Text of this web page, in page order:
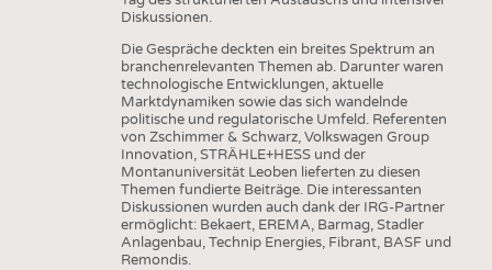
Diskussionen.
Die Gespräche deckten ein breites Spektrum an
branchenrelevanten Themen ab. Darunter waren
technologische Entwicklungen, aktuelle
Marktdynamiken sowie das sich wandelnde
politische und regulatorische Umfeld. Referenten
von Zschimmer & Schwarz, Volkswagen Group
Innovation, STRÄHLE+HESS und der
Montanuniversität Leoben lieferten zu diesen
Themen fundierte Beiträge. Die interessanten
Diskussionen wurden auch dank der IRG-Partner
ermöglicht: Bekaert, EREMA, Barmag, Stadler
Anlagenbau, Technip Energies, Fibrant, BASF und
Remondis.